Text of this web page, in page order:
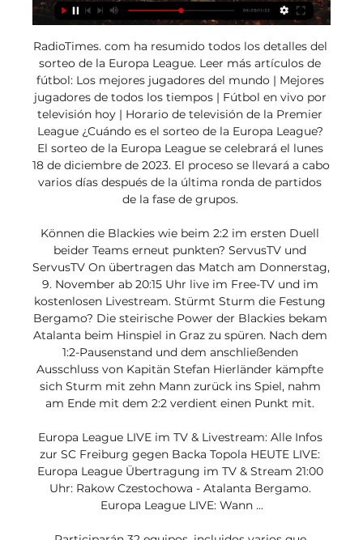
RadioTimes. com ha resumido todos los detalles del
sorteo de la Europa League. Leer más artículos de
fútbol: Los mejores jugadores del mundo | Mejores
jugadores de todos los tiempos | Fútbol en vivo por
televisión hoy | Horario de televisión de la Premier
League ¿Cuándo es el sorteo de la Europa League?
El sorteo de la Europa League se celebrará el lunes
18 de diciembre de 2023. El proceso se llevará a cabo
varios días después de la última ronda de partidos
de la fase de grupos.
Können die Blackies wie beim 2:2 im ersten Duell
beider Teams erneut punkten? ServusTV und
ServusTV On übertragen das Match am Donnerstag,
9. November ab 20:15 Uhr live im Free-TV und im
kostenlosen Livestream. Stürmt Sturm die Festung
Bergamo? Die steirische Power der Blackies bekam
Atalanta beim Hinspiel in Graz zu spüren. Nach dem
1:2-Pausenstand und dem anschließenden
Ausschluss von Kapitän Stefan Hierländer kämpfte
sich Sturm mit zehn Mann zurück ins Spiel, nahm
am Ende mit dem 2:2 verdient einen Punkt mit.
Europa League LIVE im TV & Livestream: Alle Infos
zur SC Freiburg gegen Backa Topola HEUTE LIVE:
Europa League Übertragung im TV & Stream 21:00
Uhr: Rakow Czestochowa - Atalanta Bergamo.
Europa League LIVE: Wann ...